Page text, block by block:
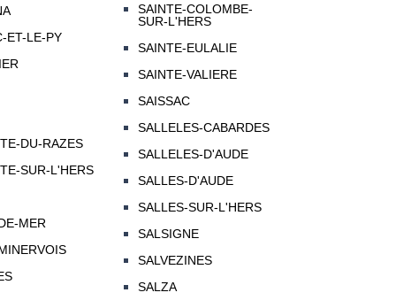
ET-LE-PY
DU-RAZES
SUR-L'HERS
MER
SAINTE-COLOMBE-
SUR-L'HERS
SAINTE-EULALIE
SAINTE-VALIERE
SAISSAC
SALLELES-CABARDES
SALLELES-D'AUDE
SALLES-D'AUDE
SALLES-SUR-L'HERS
SALSIGNE
SALVEZINES
SALZA